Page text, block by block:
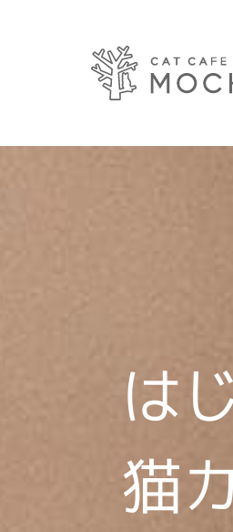
は
猫